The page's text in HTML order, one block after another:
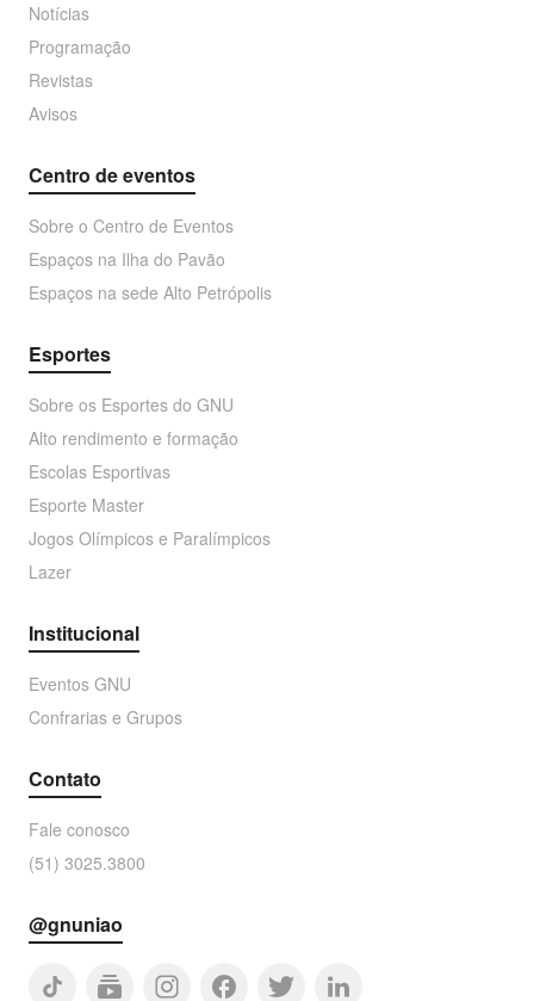
Notícias
Programação
Revistas
Avisos
Centro de eventos
Sobre o Centro de Eventos
Espaços na Ilha do Pavão
Espaços na sede Alto Petrópolis
Esportes
Sobre os Esportes do GNU
Alto rendimento e formação
Escolas Esportivas
Esporte Master
Jogos Olímpicos e Paralímpicos
Lazer
Institucional
Eventos GNU
Confrarias e Grupos
Contato
Fale conosco
(51) 3025.3800
@gnuniao
tiktok subscriptions facebook